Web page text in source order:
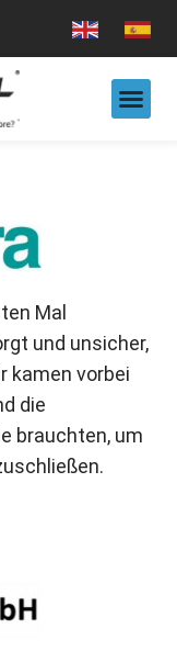
Mal
und unsicher,
kamen vorbei
die
brauchten, um